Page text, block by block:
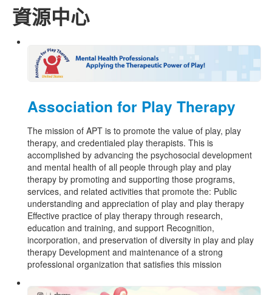
資源中心
Association for Play Therapy
The mission of APT is to promote the value of play, play
therapy, and credentialed play therapists. This is
accomplished by advancing the psychosocial development
and mental health of all people through play and play
therapy by promoting and supporting those programs,
services, and related activities that promote the: Public
understanding and appreciation of play and play therapy
Effective practice of play therapy through research,
education and training, and support Recognition,
incorporation, and preservation of diversity in play and play
therapy Development and maintenance of a strong
professional organization that satisfies this mission